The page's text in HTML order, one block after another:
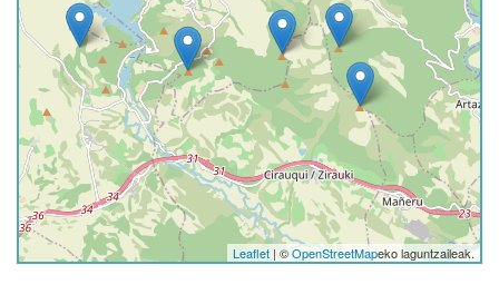
Leaflet | ©OpenStreetMapeko laguntzaileak.